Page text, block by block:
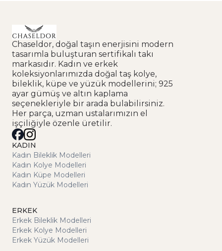
Chaseldor, doğal taşın enerjisini modern
tasarımla buluşturan sertifikalı takı
markasıdır. Kadın ve erkek
koleksiyonlarımızda doğal taş kolye,
bileklik, küpe ve yüzük modellerini; 925
ayar gümüş ve altın kaplama
seçenekleriyle bir arada bulabilirsiniz.
Her parça, uzman ustalarımızın el
işçiliğiyle özenle üretilir.
KADIN
Kadın Bileklik Modelleri
Kadın Kolye Modelleri
Kadın Küpe Modelleri
Kadın Yüzük Modelleri
ERKEK
Erkek Bileklik Modelleri
Erkek Kolye Modelleri
Erkek Yüzük Modelleri